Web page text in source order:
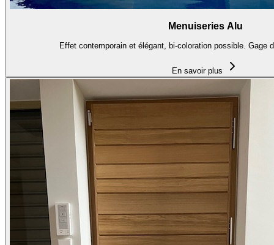
Menuiseries Alu
Effet contemporain et élégant, bi-coloration possible. Gage
En savoir plus